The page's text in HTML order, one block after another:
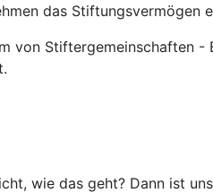
das
von Stiftergemeinschaften
wie das geht? Dann ist